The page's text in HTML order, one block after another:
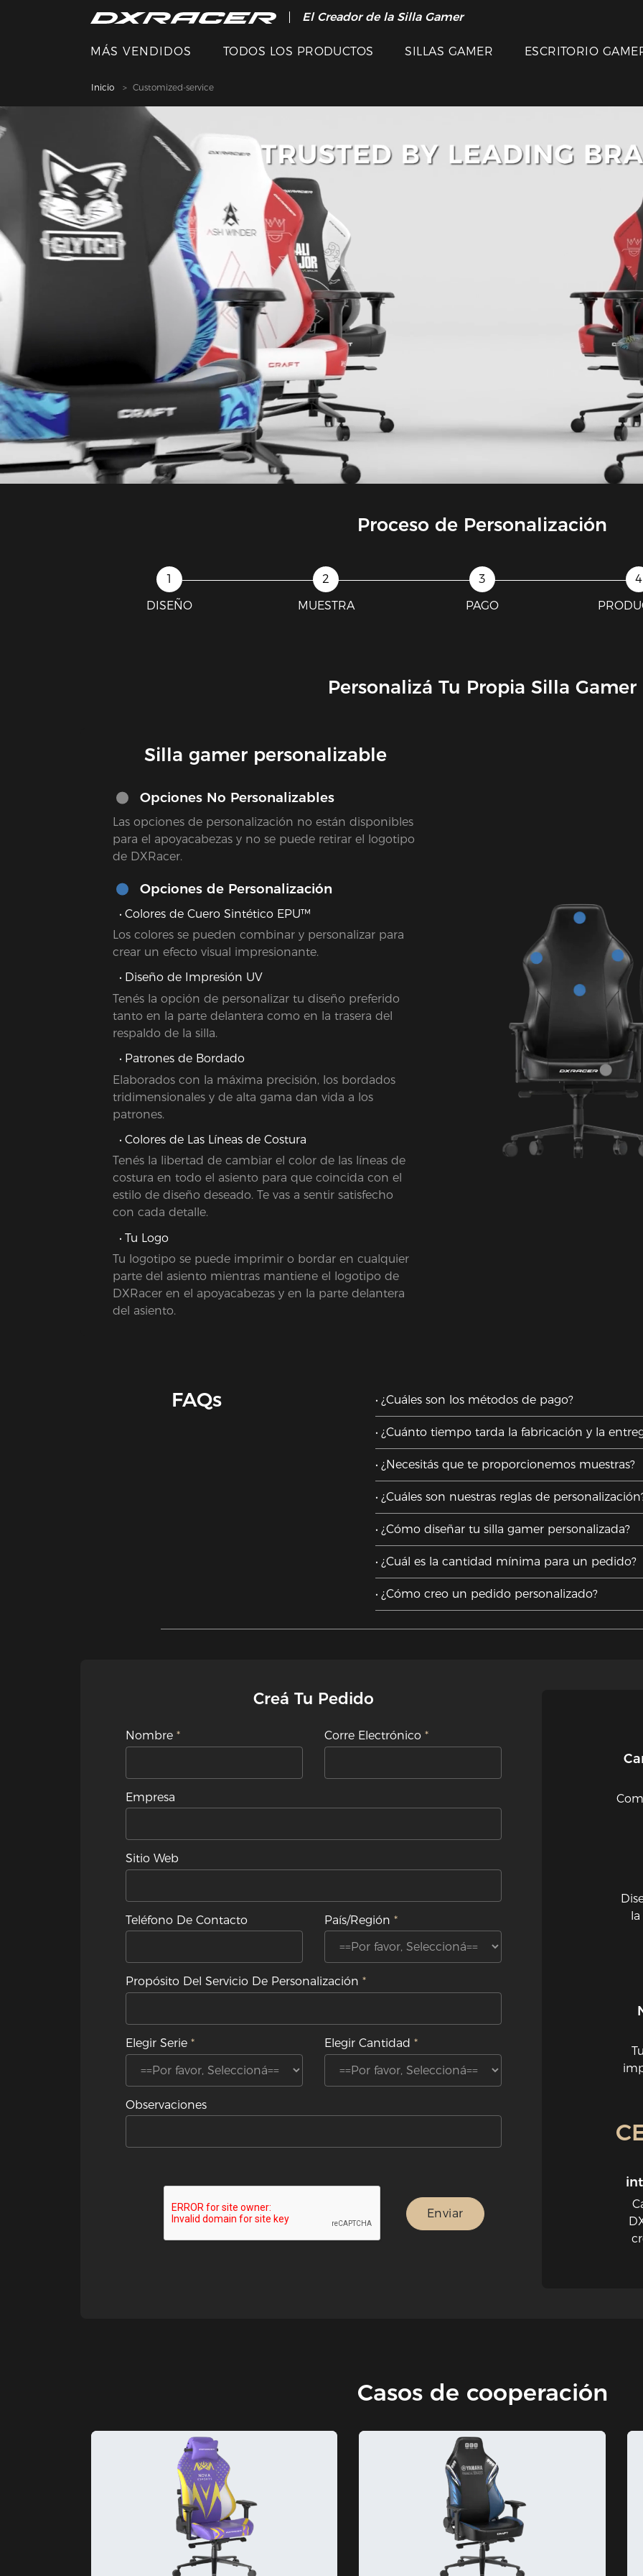
El Creador de la Silla Gamer
MÁS VENDIDOS TODOS LOS PRODUCTOS SILLAS GAMER ESCRITORIO
Inicio Customized-service
Proceso de Personalización
DISEÑO MUESTRA PAGO
Personalizá Tu Propia Silla Gamer
Silla gamer personalizable
Opciones No Personalizables
Las opciones de personalización no están disponibles
para el apoyacabezas y no se puede retirar el logotipo
de DXRacer.
Opciones de Personalización
Colores de Cuero Sintético EPU™
Los colores se pueden combinar y personalizar para
crear un efecto visual impresionante.
Diseño de Impresión UV
Tenés la opción de personalizar tu diseño preferido
tanto en la parte delantera como en la trasera del
respaldo de la silla.
Patrones de Bordado
Elaborados con la máxima precisión, los bordados
tridimensionales y de alta gama dan vida a los
patrones.
Colores de Las Líneas de Costura
Tenés la libertad de cambiar el color de las líneas de
costura en todo el asiento para que coincida con el
estilo de diseño deseado. Te vas a sentir satisfecho
con cada detalle.
Tu Logo
Tu logotipo se puede imprimir o bordar en cualquier
parte del asiento mientras mantiene el logotipo de
DXRacer en el apoyacabezas y en la parte delantera
del asiento.
FAQs ¿Cuáles son los métodos de pago?
¿Cuánto tiempo tarda la fabricación y la
¿Necesitás que te proporcionemos muestras?
¿Cuáles son nuestras reglas de
¿Cómo diseñar tu silla gamer personalizada?
¿Cuál es la cantidad mínima para un pedido?
¿Cómo creo un pedido personalizado?
Creá Tu Pedido
Nombre Corre Electrónico
Empresa
Sitio Web
Teléfono De Contacto País/Región
Propósito Del Servicio De Personalización
Elegir Serie Elegir Cantidad
Observaciones
Casos de cooperación